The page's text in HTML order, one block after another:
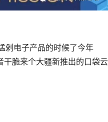
剁电子产品的时候了今年
脆来个大疆新推出的口袋云